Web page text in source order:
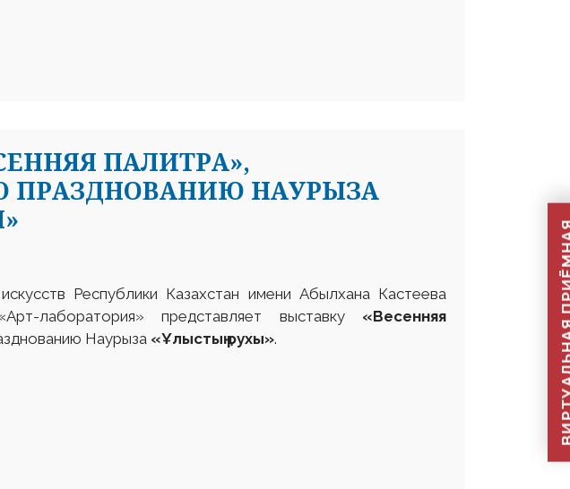
ПАЛИТРА»,
ПРАЗДНОВАНИЮ НАУРЫЗА
Республики Казахстан имени Абылхана Кастеева
лаборатория» представляет выставку «Весенняя
Наурыза «Ұлыстың рухы».